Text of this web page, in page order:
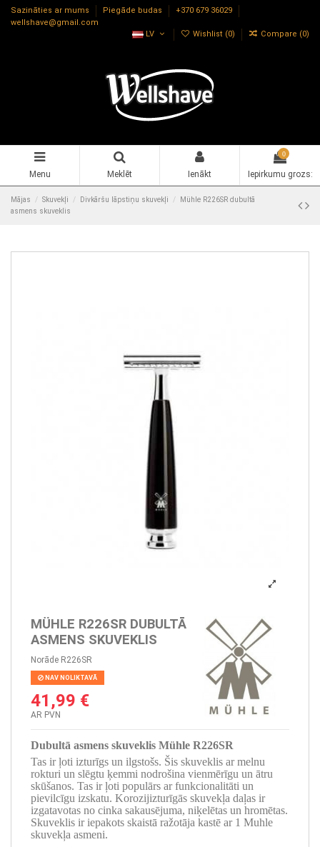
Sazināties ar mums Piegāde budas
+370 679 36029
wellshave@gmail.com
LV
Wishlist (0) Compare (0)
Menu Meklēt Ienākt
0
Iepirkumu grozs:
Mājas Skuvekļi Divkāršu lāpstiņu skuvekļi
Mühle R226SR dubultā
asmens skuveklis
MÜHLE R226SR DUBULTĀ
ASMENS SKUVEKLIS
Norāde R226SR
NAV NOLIKTAVĀ
41,99 €
AR PVN
Dubultā asmens skuveklis Mühle R226SR
Tas ir ļoti izturīgs un ilgstošs. Šis skuveklis ar melnu
rokturi un slēgtu ķemmi nodrošina vienmērīgu un ātru
skūšanos. Tas ir ļoti populārs ar funkcionalitāti un
pievilcīgu izskatu. Korozijizturīgās skuvekļa daļas ir
izgatavotas no cinka sakausējuma, niķelētas un hromētas.
Skuveklis ir iepakots skaistā ražotāja kastē ar 1 Muhle
skuvekļa asmeni.